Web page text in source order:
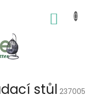
stůl 237005